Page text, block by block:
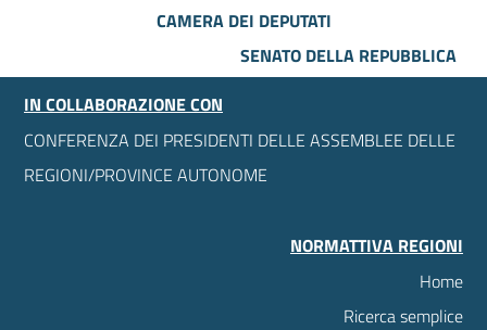
CAMERA DEI DEPUTATI
SENATO DELLA REPUBBLICA
IN COLLABORAZIONE CON
CONFERENZA DEI PRESIDENTI DELLE ASSEMBLEE DELLE
REGIONI/PROVINCE AUTONOME
NORMATTIVA REGIONI
Home
Ricerca semplice